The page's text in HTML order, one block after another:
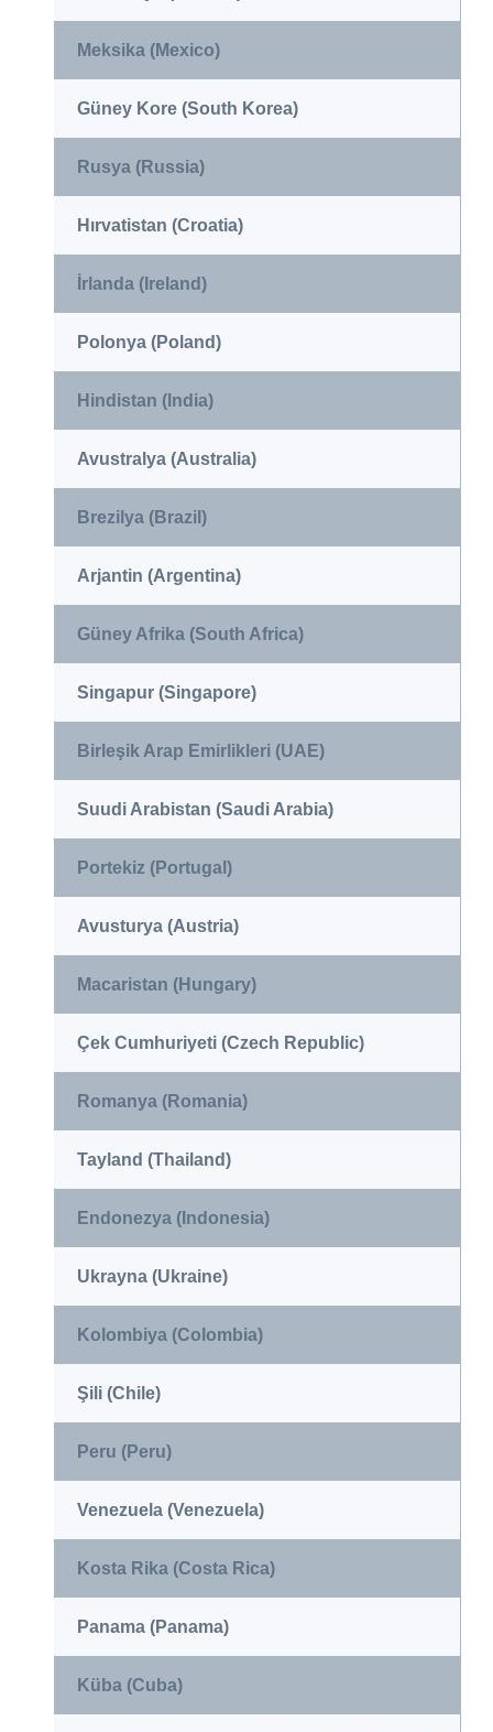
Meksika (Mexico)
Güney Kore (South Korea)
Rusya (Russia)
Hırvatistan (Croatia)
İrlanda (Ireland)
Polonya (Poland)
Hindistan (India)
Avustralya (Australia)
Brezilya (Brazil)
Arjantin (Argentina)
Güney Afrika (South Africa)
Singapur (Singapore)
Birleşik Arap Emirlikleri (UAE)
Suudi Arabistan (Saudi Arabia)
Portekiz (Portugal)
Avusturya (Austria)
Macaristan (Hungary)
Çek Cumhuriyeti (Czech Republic)
Romanya (Romania)
Tayland (Thailand)
Endonezya (Indonesia)
Ukrayna (Ukraine)
Kolombiya (Colombia)
Şili (Chile)
Peru (Peru)
Venezuela (Venezuela)
Kosta Rika (Costa Rica)
Panama (Panama)
Küba (Cuba)